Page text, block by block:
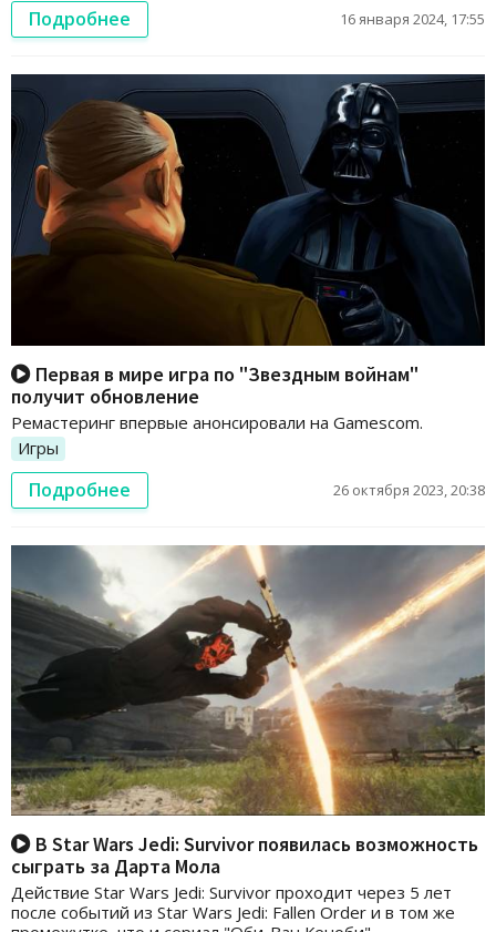
Подробнее 16 января 2024, 17:55
Первая в мире игра по "Звездным войнам"
получит обновление
Ремастеринг впервые анонсировали на Gamescom.
Игры
Подробнее 26 октября 2023, 20:38
В Star Wars Jedi: Survivor появилась возможность
сыграть за Дарта Мола
Действие Star Wars Jedi: Survivor проходит через 5 лет
после событий из Star Wars Jedi: Fallen Order и в том же